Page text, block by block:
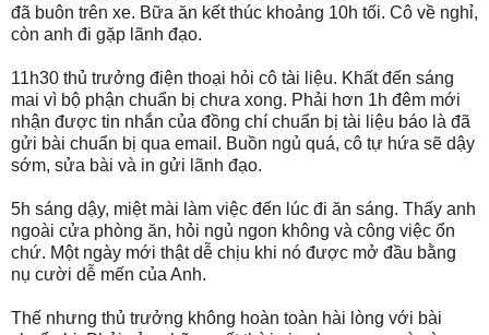
đã buôn trên xe. Bữa ăn kết thúc khoảng 10h tối. Cô về nghỉ,
còn anh đi gặp lãnh đạo.
11h30 thủ trưởng điện thoại hỏi cô tài liệu. Khất đến sáng
mai vì bộ phận chuẩn bị chưa xong. Phải hơn 1h đêm mới
nhận được tin nhắn của đồng chí chuẩn bị tài liệu báo là đã
gửi bài chuẩn bị qua email. Buồn ngủ quá, cô tự hứa sẽ dậy
sớm, sửa bài và in gửi lãnh đạo.
5h sáng dậy, miệt mài làm việc đến lúc đi ăn sáng. Thấy anh
ngoài cửa phòng ăn, hỏi ngủ ngon không và công việc ổn
chứ. Một ngày mới thật dễ chịu khi nó được mở đầu bằng
nụ cười dễ mến của Anh.
Thế nhưng thủ trưởng không hoàn toàn hài lòng với bài